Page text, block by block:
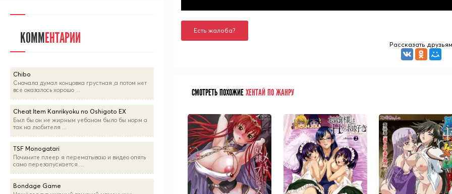
Есть жалоба?
Рассказать друзьям
СМОТРЕТЬ ПОХОЖИЕХЕНТАЙ ПО ЖАНРУ
КОММЕНТАРИИ
Chibo
Сначала думал концовка грустная ,а потом нет
все оказалось хорошо ...
Cheat Item Kanrikyoku no Oshigoto EX
Был бы он не жирным уебаном было бы норм а
так на любителя ...
TSF Monogatari
Почините плеер я перематываю и видео опять
само перезапускается ...
Bondage Game